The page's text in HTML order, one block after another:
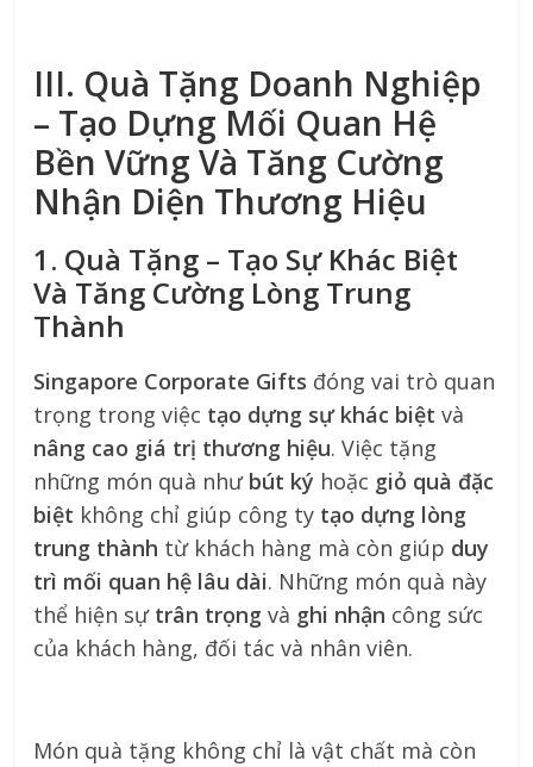
III. Quà Tặng Doanh Nghiệp
– Tạo Dựng Mối Quan Hệ
Bền Vững Và Tăng Cường
Nhận Diện Thương Hiệu
1. Quà Tặng – Tạo Sự Khác Biệt
Và Tăng Cường Lòng Trung
Thành
Singapore Corporate Gifts đóng vai trò quan
trọng trong việc tạo dựng sự khác biệt và
nâng cao giá trị thương hiệu. Việc tặng
những món quà như bút ký hoặc giỏ quà đặc
biệt không chỉ giúp công ty tạo dựng lòng
trung thành từ khách hàng mà còn giúp duy
trì mối quan hệ lâu dài. Những món quà này
thể hiện sự trân trọng và ghi nhận công sức
của khách hàng, đối tác và nhân viên.
Món quà tặng không chỉ là vật chất mà còn